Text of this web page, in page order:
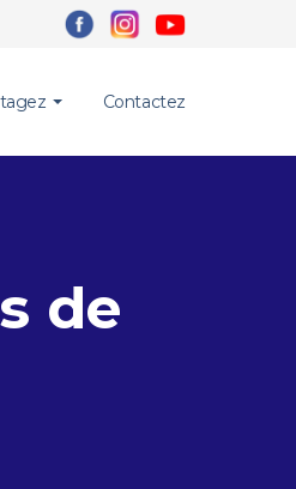
Contactez
de